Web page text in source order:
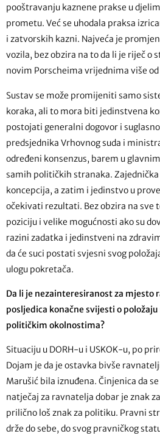
pooštravanju kaznene prakse u
prometu. Već se uhodala praksa
i zatvorskih kazni. Najveća je
vozila, bez obzira na to da li je riječ o
novim Porscheima vrijednima više
Sustav se može promijeniti samo
koraka, ali to mora biti jedinstvena
postojati generalni dogovor i
predsjednika Vrhovnog suda i
određeni konsenzus, barem u
samih političkih stranaka.
koncepcija, a zatim i jedinstvo u
očekivati rezultati. Bez obzira na sve
poziciju i velike mogućnosti ako su
razini zadatka i jedinstveni na
da će suci postati svjesni svog
ulogu pokretača.
Da li je nezainteresiranost za mjesto
posljedica konačne svijesti o
političkim okolnostima?
Situaciju u DORH-u i USKOK-u, po
Dojam je da je ostavka bivše
Marušić bila iznuđena. Činjenica da
natječaj za ravnatelja dobar je znak
prilično loš znak za politiku. Pravni
drže do sebe, do svog pravničkog